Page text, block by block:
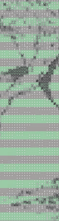
!i,i o iZ u:.:o,, O O,o:o;;i
i Mv u,,xv i : , ;O! ;XvWX,. . .
i:!o, u i !vvx u, ! , :,!i, . .
,!XXo;;:,:Ou,,!..:Zo..,
. , ;,i v : ; ; , , , ; , ; : , , , ; @, ,
. v x . , : o ; ! x ; ; ; Z : u ; : i ; !8 u
8 u....; o o i!,,;o u u,x,!iu
i. . . . : u,:i : . . . uv i i x u , , ;
x , . : ZZ: . , X : i ! . i : vv;8ov .
Xi ; Zi, , , , :i u ! i xZx x ! !,, ,
ZMX@x!oo,.,O;:!@!u!ux:x
O8XO8 o ; . . . : ! u x X Z v o : ; Z u
u:,,v ! Z x , . . ; u u uZi8 x O ;
!xoZox,uXx:.i,oxv8x O:!i
. ..;M@v ;u, . . ,; XZ::;; , , x
. . . . v:, , : , . . , vX: u , ; ; : ; !
..,Z:.:;i.,o@;;:ii;v,
. . . uO , ! i , . : 8u: v ! ;,W ;
. . . ,x , . . . . . o o o u ! i ; u; ,
.. ...;i.....!O,,..,,i!
. . . . . , x , . . . . ! o. . . . . . , ,
. . . . . . ,Wi . . . u! , : . . , ; . x
........ov..:M,.;,:u!uW
. . . . . . . . ! O. . u. , , Z o x ; #M
. . . . . . . , 8 . ! ! . . ! 8 u i MW8
. . . . . . , : o i O . . . . . ,.#M@:
....:u8WMMW!Z. ...;WMWu
, : ! MWMMMM M@v Z . , : . uMW!,
O@WMMM M MMWM;. . . , W, #MW , .
.,,uM M MWMi....,8;MM Mv..
x ! x uX@WZ,. . . . . ! 8 #M MW . .
; XXWvv ! , . . . ! #@M M M M . . .
..,:;XvZu...,,:#MMMx...
. . . . Mui ,. . . , XuoM@M M: . . .
. , Z:.,, , u uxuO,:#M Mu . . .
.:Xi,..vxxoZ!,.,!WM8...
! x !i , , x W8 X ; , . . . . . XMM . . .
! . ;; Z X :,. . . . . . . . ,8M , . .
...XMi,...........,WX..
. . . Mv.. . . . . . . . . . . . . :W , .
. . . W: . . . . . . . . . . . . . . . :#.
. . xu . . . . . . . . . . . ;M
,uo .... .......;
u8 . . . . . . .
8, , . . . . . . . . . .
;............. ... ...
. . . . . . . . . . . . . . . . . . . .
. . . . . . . . . . . . . . . . .
............ ....
, . . . . . . . . . . . . .
, . . . . . . . . . . . .
......... ... .
. . . . . . . . . . . .
. . . . . . . . . . . .
......... ....... ...
. . . . . . . . . . . . . . . . . .
. . . . . . . . . . . . . . . .
. . . . . . . . . . . . . . . .
.... .. ....
. . . . . . . . . .
. . . . . . . . . .
...............
. . . . . . . . . . . . . . .
. . . . . . . . . . . . . . . . . . .
......................
. . . . . . . . . . . . . . . . . . . . .
. . . . . . . . . . . . . . . . . . .
............... .....
. . . . . . . . . . . . . . .
. . . . . . . . . : ,
... ......,:@M
. . . . . ; , : x ; Z@;
. . . . . . ! , , ; , : .:x
. . . . . . . , 8xoxXZ@
.. ...!.,,:Z!v, . ,,,.
. . . , 8 v W@Z x : , . . . , , ,
. . , , . v Oo : ,., . , , : ; . ; OW
..;v!uX;,....;ivvux@@8M
; u : : , .., : ; , vuoMxZMuXo;o
. . . . . ; ouoMW@;,iXWO;MW@!
...i8WWO::;;!!:;,!uZ!:u
. ,;:,! i X o x , . i : i ! 8@@O i
. , ! ; , ; ., ; i i ; , , i!,!O
.............:vx!!;;;u,
. . . . . . . . . . . . . . ,. . . . . . . ,
. . . . . . . . . . . . . . . . . . i : xvX
..................:,!x;